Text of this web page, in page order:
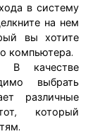
в систему
на нем
вы хотите
компьютера.
В качестве
выбрать
различные
который